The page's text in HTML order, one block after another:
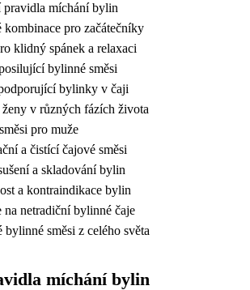
pravidla míchání bylin
pro začátečníky
klidný spánek a relaxaci
bylinné směsi
bylinky v čaji
v různých fázích života
pro muže
a čistící čajové směsi
a skladování bylin
a kontraindikace bylin
na netradiční bylinné čaje
bylinné směsi z celého světa
míchání bylin